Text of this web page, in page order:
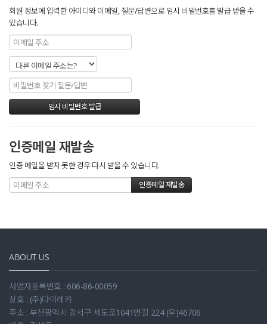
회원 정보에 입력한 아이디와 이메일, 질문/답변으로 임시 비밀번호를 발급 받을 수
있습니다.
인증메일 재발송
인증 메일을 받지 못한 경우 다시 받을 수 있습니다.
ABOUT US
사업자등록번호 : 606-86-00059
상호 : (주)다이레카
주소 : 부산광역시 강서구 제도로1041번길 224 (우)46706